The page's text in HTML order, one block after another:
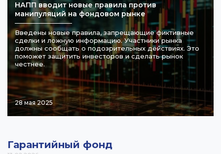
НАПП вводит новые правила против
манипуляций на фондовом рынке
Введены новые правила, запрещающие фиктивные
сделки и ложную информацию. Участники рынка
должны сообщать о подозрительных действиях. Это
поможет защитить инвесторов и сделать рынок
честнее.
28 мая 2025
Гарантийный фонд